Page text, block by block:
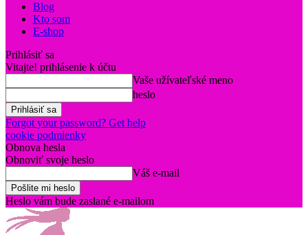
Blog
Kto som
E-shop
Prihlásiť sa
Vitajte! prihlásenie k účtu
Vaše užívateľské meno
heslo
Forgot your password? Get help
cookie podmienky
Obnova hesla
Obnoviť svoje heslo
Váš e-mail
Heslo vám bude zaslané e-mailom